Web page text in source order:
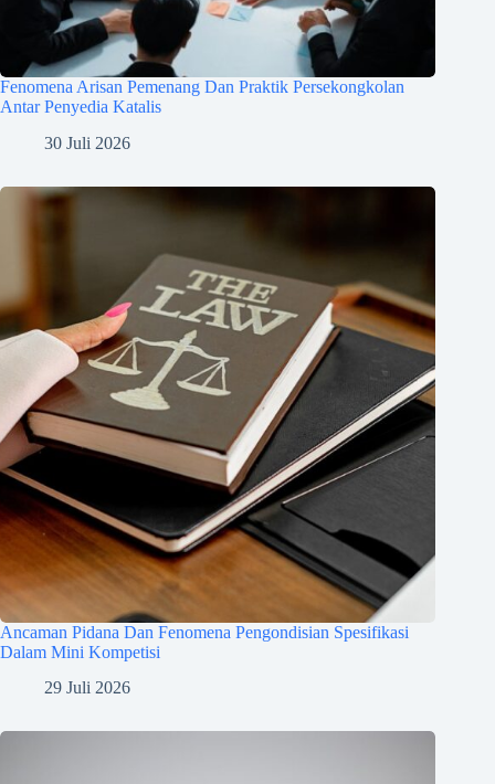
Fenomena Arisan Pemenang Dan Praktik Persekongkolan
Antar Penyedia Katalis
30 Juli 2026
Ancaman Pidana Dan Fenomena Pengondisian Spesifikasi
Dalam Mini Kompetisi
29 Juli 2026